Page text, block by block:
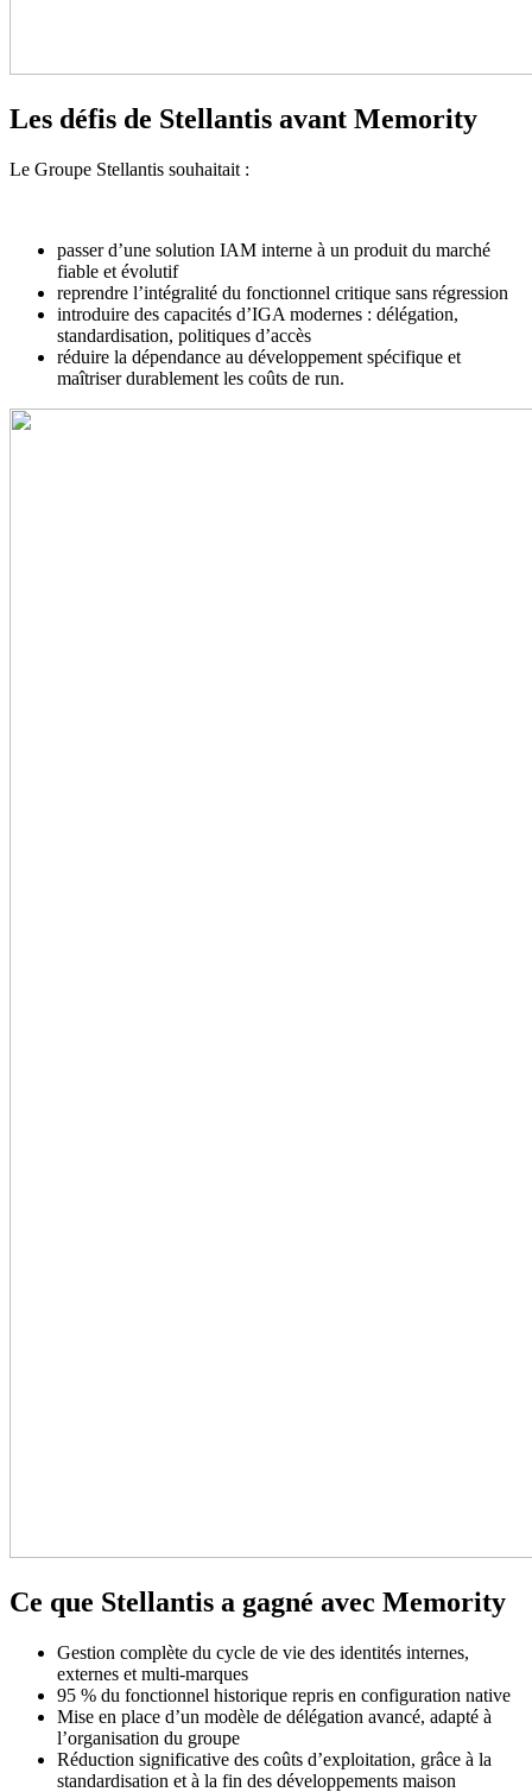
Les défis de Stellantis avant Memority
Le Groupe Stellantis souhaitait :
passer d’une solution IAM interne à un produit du marché
fiable et évolutif
reprendre l’intégralité du fonctionnel critique sans régression
introduire des capacités d’IGA modernes : délégation,
standardisation, politiques d’accès
réduire la dépendance au développement spécifique et
maîtriser durablement les coûts de run.
Ce que Stellantis a gagné avec Memority
Gestion complète du cycle de vie des identités internes,
externes et multi-marques
95 % du fonctionnel historique repris en configuration native
Mise en place d’un modèle de délégation avancé, adapté à
l’organisation du groupe
Réduction significative des coûts d’exploitation, grâce à la
standardisation et à la fin des développements maison